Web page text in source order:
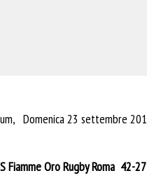
Domenica 23 settembre
Fiamme Oro Rugby Roma 42-